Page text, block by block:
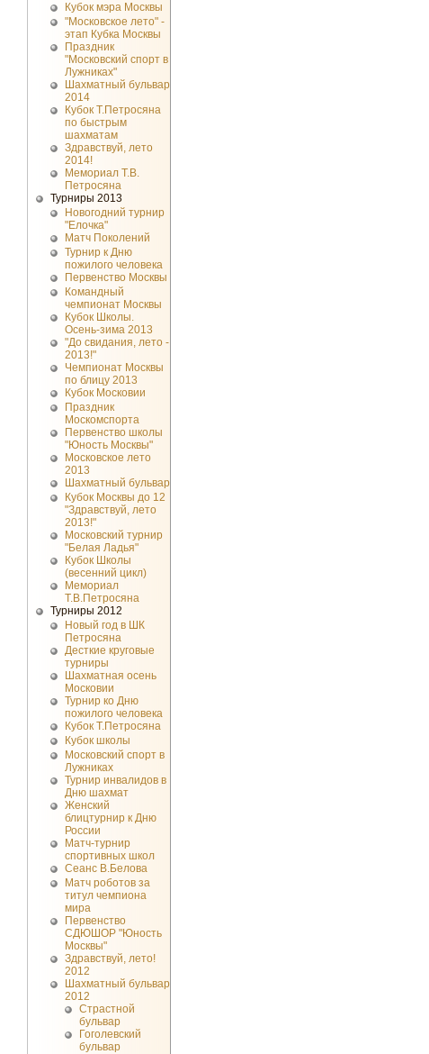
Кубок мэра Москвы
"Московское лето" -
этап Кубка Москвы
Праздник
"Московский спорт в
Лужниках"
Шахматный бульвар
2014
Кубок Т.Петросяна
по быстрым
шахматам
Здравствуй, лето
2014!
Мемориал Т.В.
Петросяна
Турниры 2013
Новогодний турнир
"Елочка"
Матч Поколений
Турнир к Дню
пожилого человека
Первенство Москвы
Командный
чемпионат Москвы
Кубок Школы.
Осень-зима 2013
"До свидания, лето -
2013!"
Чемпионат Москвы
по блицу 2013
Кубок Московии
Праздник
Москомспорта
Первенство школы
"Юность Москвы"
Московское лето
2013
Шахматный бульвар
Кубок Москвы до 12
"Здравствуй, лето
2013!"
Московский турнир
"Белая Ладья"
Кубок Школы
(весенний цикл)
Мемориал
Т.В.Петросяна
Турниры 2012
Новый год в ШК
Петросяна
Десткие круговые
турниры
Шахматная осень
Московии
Турнир ко Дню
пожилого человека
Кубок Т.Петросяна
Кубок школы
Московский спорт в
Лужниках
Турнир инвалидов в
Дню шахмат
Женский
блицтурнир к Дню
России
Матч-турнир
спортивных школ
Сеанс В.Белова
Матч роботов за
титул чемпиона
мира
Первенство
СДЮШОР "Юность
Москвы"
Здравствуй, лето!
2012
Шахматный бульвар
2012
Страстной
бульвар
Гоголевский
бульвар